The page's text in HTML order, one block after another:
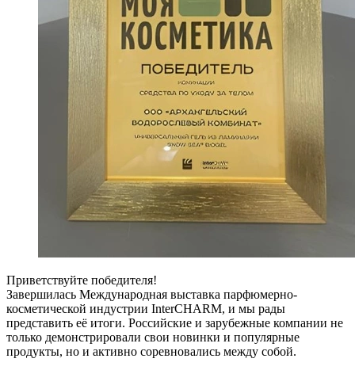
Приветствуйте победителя!
Завершилась Международная выставка парфюмерно-
косметической индустрии InterCHARM, и мы рады
представить её итоги. Российские и зарубежные компании не
только демонстрировали свои новинки и популярные
продукты, но и активно соревновались между собой.